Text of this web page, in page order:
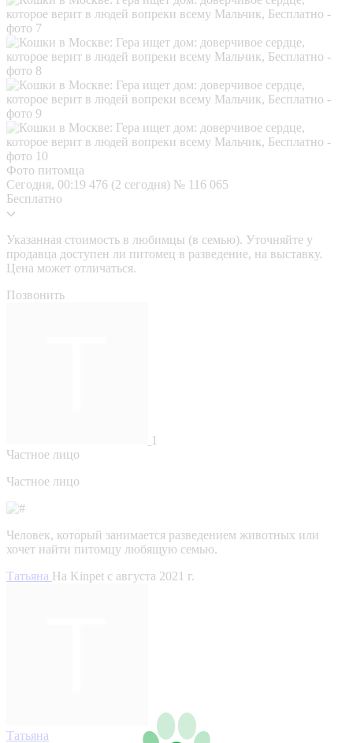
Фото питомца
Сегодня, 00:19 476 (2 сегодня) № 116 065
Бесплатно
Указанная стоимость в любимцы (в семью). Уточняйте у
продавца доступен ли питомец в разведение, на выставку.
Цена может отличаться.
Позвонить
1
Частное лицо
Частное лицо
Человек, который занимается разведением животных или
хочет найти питомцу любящую семью.
Татьяна На Kinpet c августа 2021 г.
Татьяна